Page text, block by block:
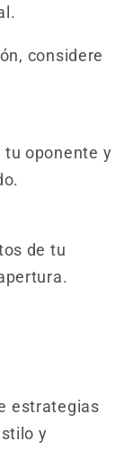
considere
tu oponente y
de tu
estrategias
y